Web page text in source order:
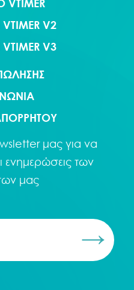
VTIMER V2
VTIMER V3
μας για να
ενημερώσεις των
μας